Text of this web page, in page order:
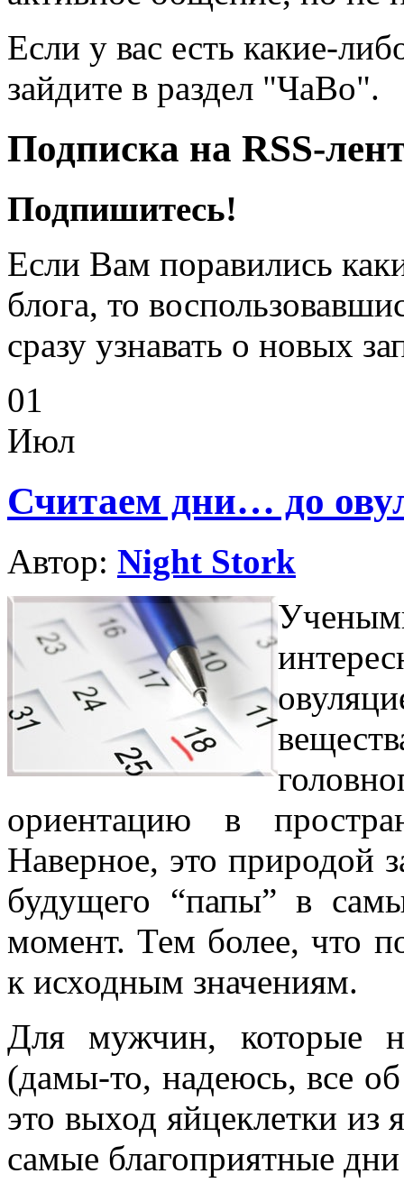
Если у вас есть какие-
зайдите в раздел "ЧаВо".
Подписка на RSS-
Подпишитесь!
Если Вам поравились
блога, то
сразу узнавать о новых
01
Июл
Считаем дни… до
Автор: Night Stork
ориентацию в
Наверное, это природой
будущего “папы” в
момент. Тем более, что
к исходным значениям.
Для мужчин, которые
(дамы-то, надеюсь, все
это выход яйцеклетки из
самые благоприятные дни